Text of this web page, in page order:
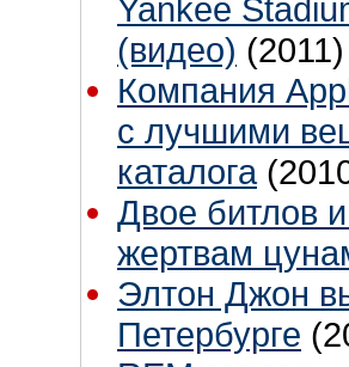
Yankee
(видео) (2011)
Компания
с лучшими
каталога
Двое битлов
жертвам
Элтон Джон
Петербурге